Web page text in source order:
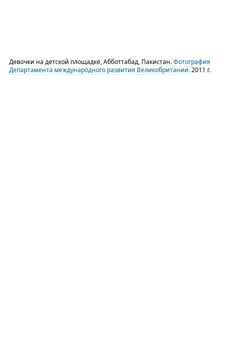
Девочки на детской площадке, Абботтабад, Пакистан.Фотография
Департамента международного развития Великобритании.2011 г.